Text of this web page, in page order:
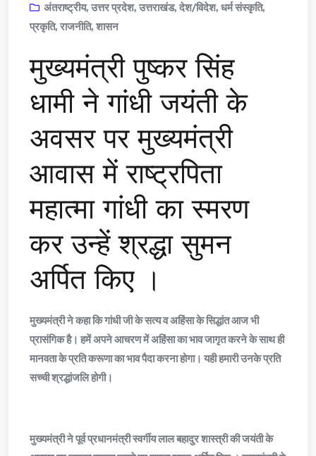
अंतराष्ट्रीय, उत्तर प्रदेश, उत्तराखंड, देश/विदेश, धर्म संस्कृति,
प्रकृति, राजनीति, शासन
मुख्यमंत्री पुष्कर सिंह
धामी ने गांधी जयंती के
अवसर पर मुख्यमंत्री
आवास में राष्ट्रपिता
महात्मा गांधी का स्मरण
कर उन्हें श्रद्धा सुमन
अर्पित किए ।
मुख्यमंत्री ने कहा कि गांधी जी के सत्य व अहिंसा के सिद्धांत आज भी
प्रासंगिक है। हमें अपने आचरण में अहिंसा का भाव जागृत करने के साथ ही
मानवता के प्रति करूणा का भाव पैदा करना होगा। यही हमारी उनके प्रति
सच्ची श्रद्धांजलि होगी।
मुख्यमंत्री ने पूर्व प्रधानमंत्री स्वर्गीय लाल बहादुर शास्त्री की जयंती के